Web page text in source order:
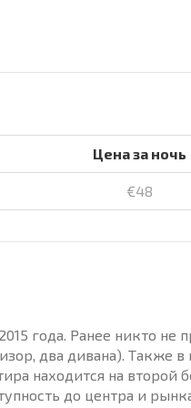
Цена за ночь
€48
года. Ранее никто не
два дивана). Также
находится на второй
до центра и